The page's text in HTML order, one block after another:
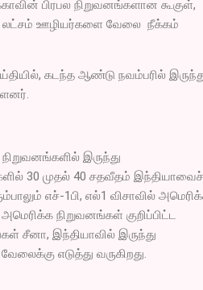
பிரபல நிறுவனங்களான கூகுள்,
லட்சம் ஊழியர்களை வேலை நீக்கம்
கடந்த ஆண்டு நவம்பரில் இருந்து
இருந்து
30 முதல் 40 சதவீதம் இந்தியாவைச்
எச்-1பி, எல்1 விசாவில்
நிறுவனங்கள் குறிப்பிட்ட
சீனா, இந்தியாவில் இருந்து
எடுத்து வருகிறது.